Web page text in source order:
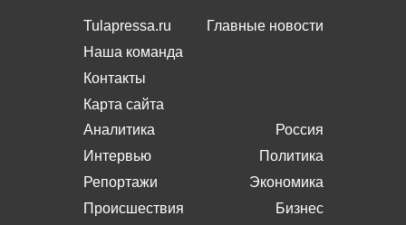
Tulapressa.ru
Наша команда
Контакты
Карта сайта
Главные новости
Аналитика
Интервью
Репортажи
Происшествия
Россия
Политика
Экономика
Бизнес